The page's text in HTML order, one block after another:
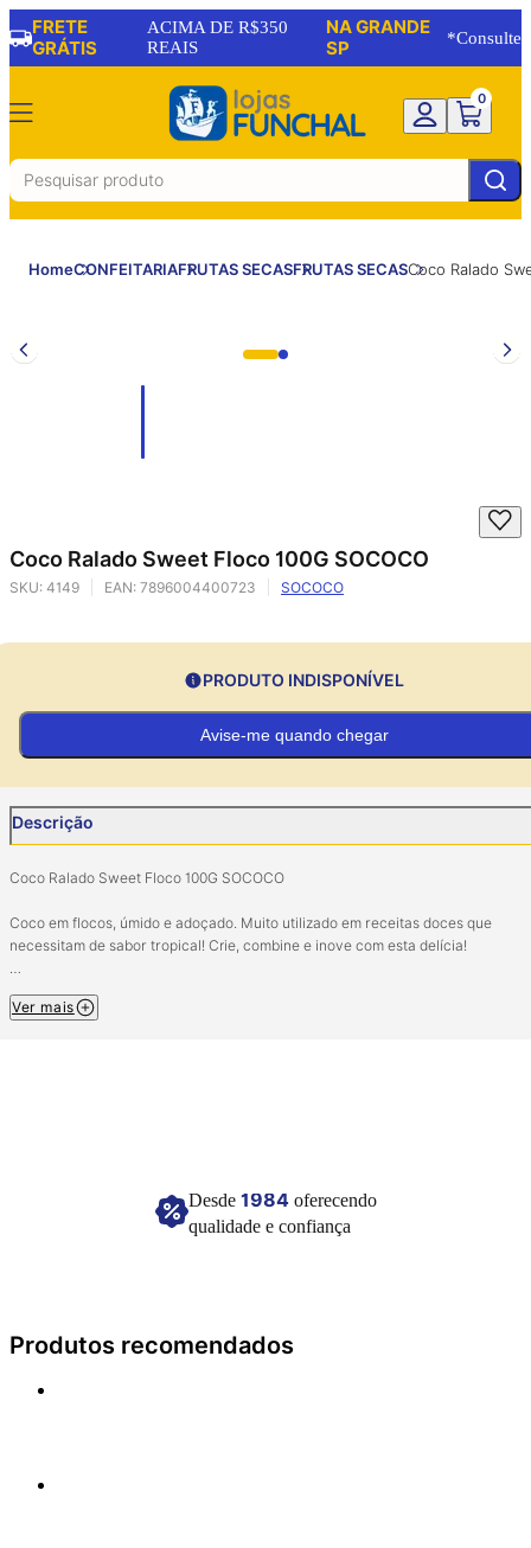
FRETE
GRÁTIS
ACIMA DE R$350
REAIS
NA GRANDE
SP
*Consulte
0
HomeCONFEITARIAFRUTAS SECASFRUTAS SECASCoco Ralado
Coco Ralado Sweet Floco 100G SOCOCO
SKU: 4149 EAN: 7896004400723 SOCOCO
PRODUTO INDISPONÍVEL
Avise-me quando chegar
Descrição
Coco Ralado Sweet Floco 100G SOCOCO
Coco em flocos, úmido e adoçado. Muito utilizado em receitas doces que
necessitam de sabor tropical! Crie, combine e inove com esta delícia!
INS 223. Teor de lipídio: mínimo de 30%. Sacarose adicionada: máximo de
Ver mais
Desde 1984oferecendo
qualidade e confiança
Produtos recomendados